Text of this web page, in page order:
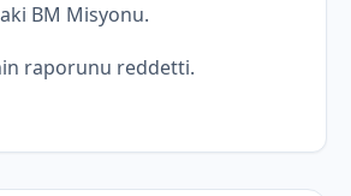
BM Misyonu.
raporunu reddetti.